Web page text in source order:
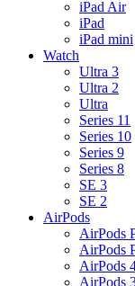
iPad Air
iPad
iPad mini
Watch
Ultra 3
Ultra 2
Ultra
Series 11
Series 10
Series 9
Series 8
SE 3
SE 2
AirPods
AirPods
AirPods
AirPods
AirPods